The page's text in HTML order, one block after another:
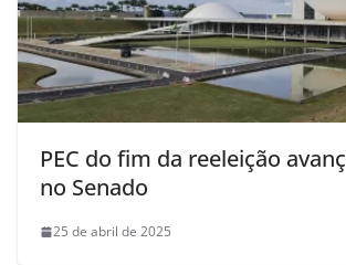
PEC do fim da reeleição
no Senado
25 de abril de 2025